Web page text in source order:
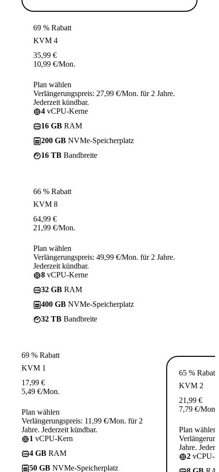
69 % Rabatt
KVM 4
35,99 €
10,99 €/Mon.
Plan wählen
Verlängerungspreis: 27,99 €/Mon. für 2 Jahre.
Jederzeit kündbar.
4 vCPU-Kerne
16 GB RAM
200 GB NVMe-Speicherplatz
16 TB Bandbreite
66 % Rabatt
KVM 8
64,99 €
21,99 €/Mon.
Plan wählen
Verlängerungspreis: 49,99 €/Mon. für 2 Jahre.
Jederzeit kündbar.
8 vCPU-Kerne
32 GB RAM
400 GB NVMe-Speicherplatz
32 TB Bandbreite
69 % Rabatt
KVM 1
17,99 €
5,49 €/Mon.
Plan wählen
Verlängerungspreis: 11,99 €/Mon. für 2
Jahre. Jederzeit kündbar.
1 vCPU-Kern
4 GB RAM
50 GB NVMe-Speicherplatz
65 % Rabatt
KVM 2
21,99 €
7,79 €/Mon.
Plan wählen
Jahre.
2 vCPU-